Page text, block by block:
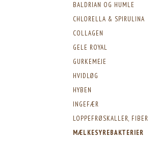
BALDRIAN OG HUMLE
CHLORELLA & SPIRULINA
COLLAGEN
GELE ROYAL
GURKEMEJE
HVIDLØG
HYBEN
INGEFÆR
LOPPEFRØSKALLER, FIBER
MÆLKESYREBAKTERIER